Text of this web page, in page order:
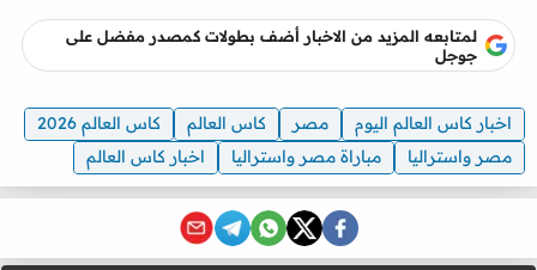
لمتابعه المزيد من الاخبار أضف بطولات كمصدر مفضل على
جوجل
اخبار كاس العالم اليوم مصر كاس العالم
كاس العالم 2026
مصر واستراليا
مباراة مصر واستراليا اخبار كاس العالم